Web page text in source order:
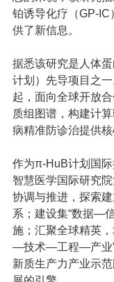
铂诱导化疗（GP-IC
供了新信息 。
据悉该研究是人体
计划 ）先导项目之
起，面向全球开放
质组图谱，构建计
病精准防诊治提供核
作为π-HuB计划国
智慧医学国际研究
协调与推进，探索
系；建设集“数据—
施；汇聚全球精英
—技术—工程—产业”
新质生产力产业示